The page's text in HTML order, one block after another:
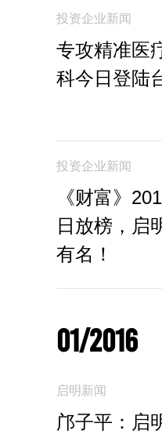
投资企业新闻
专攻精准医
科今日登陆
投资企业新闻
《财富》
日放榜，启
有名！
01/2016
启明新闻
邝子平：启